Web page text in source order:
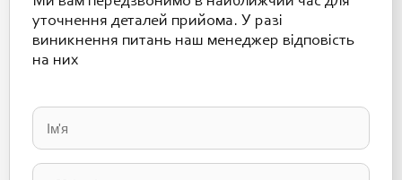
уточнення деталей прийома. У разі
виникнення питань наш менеджер відповість
на них
leave
this
field
empty.